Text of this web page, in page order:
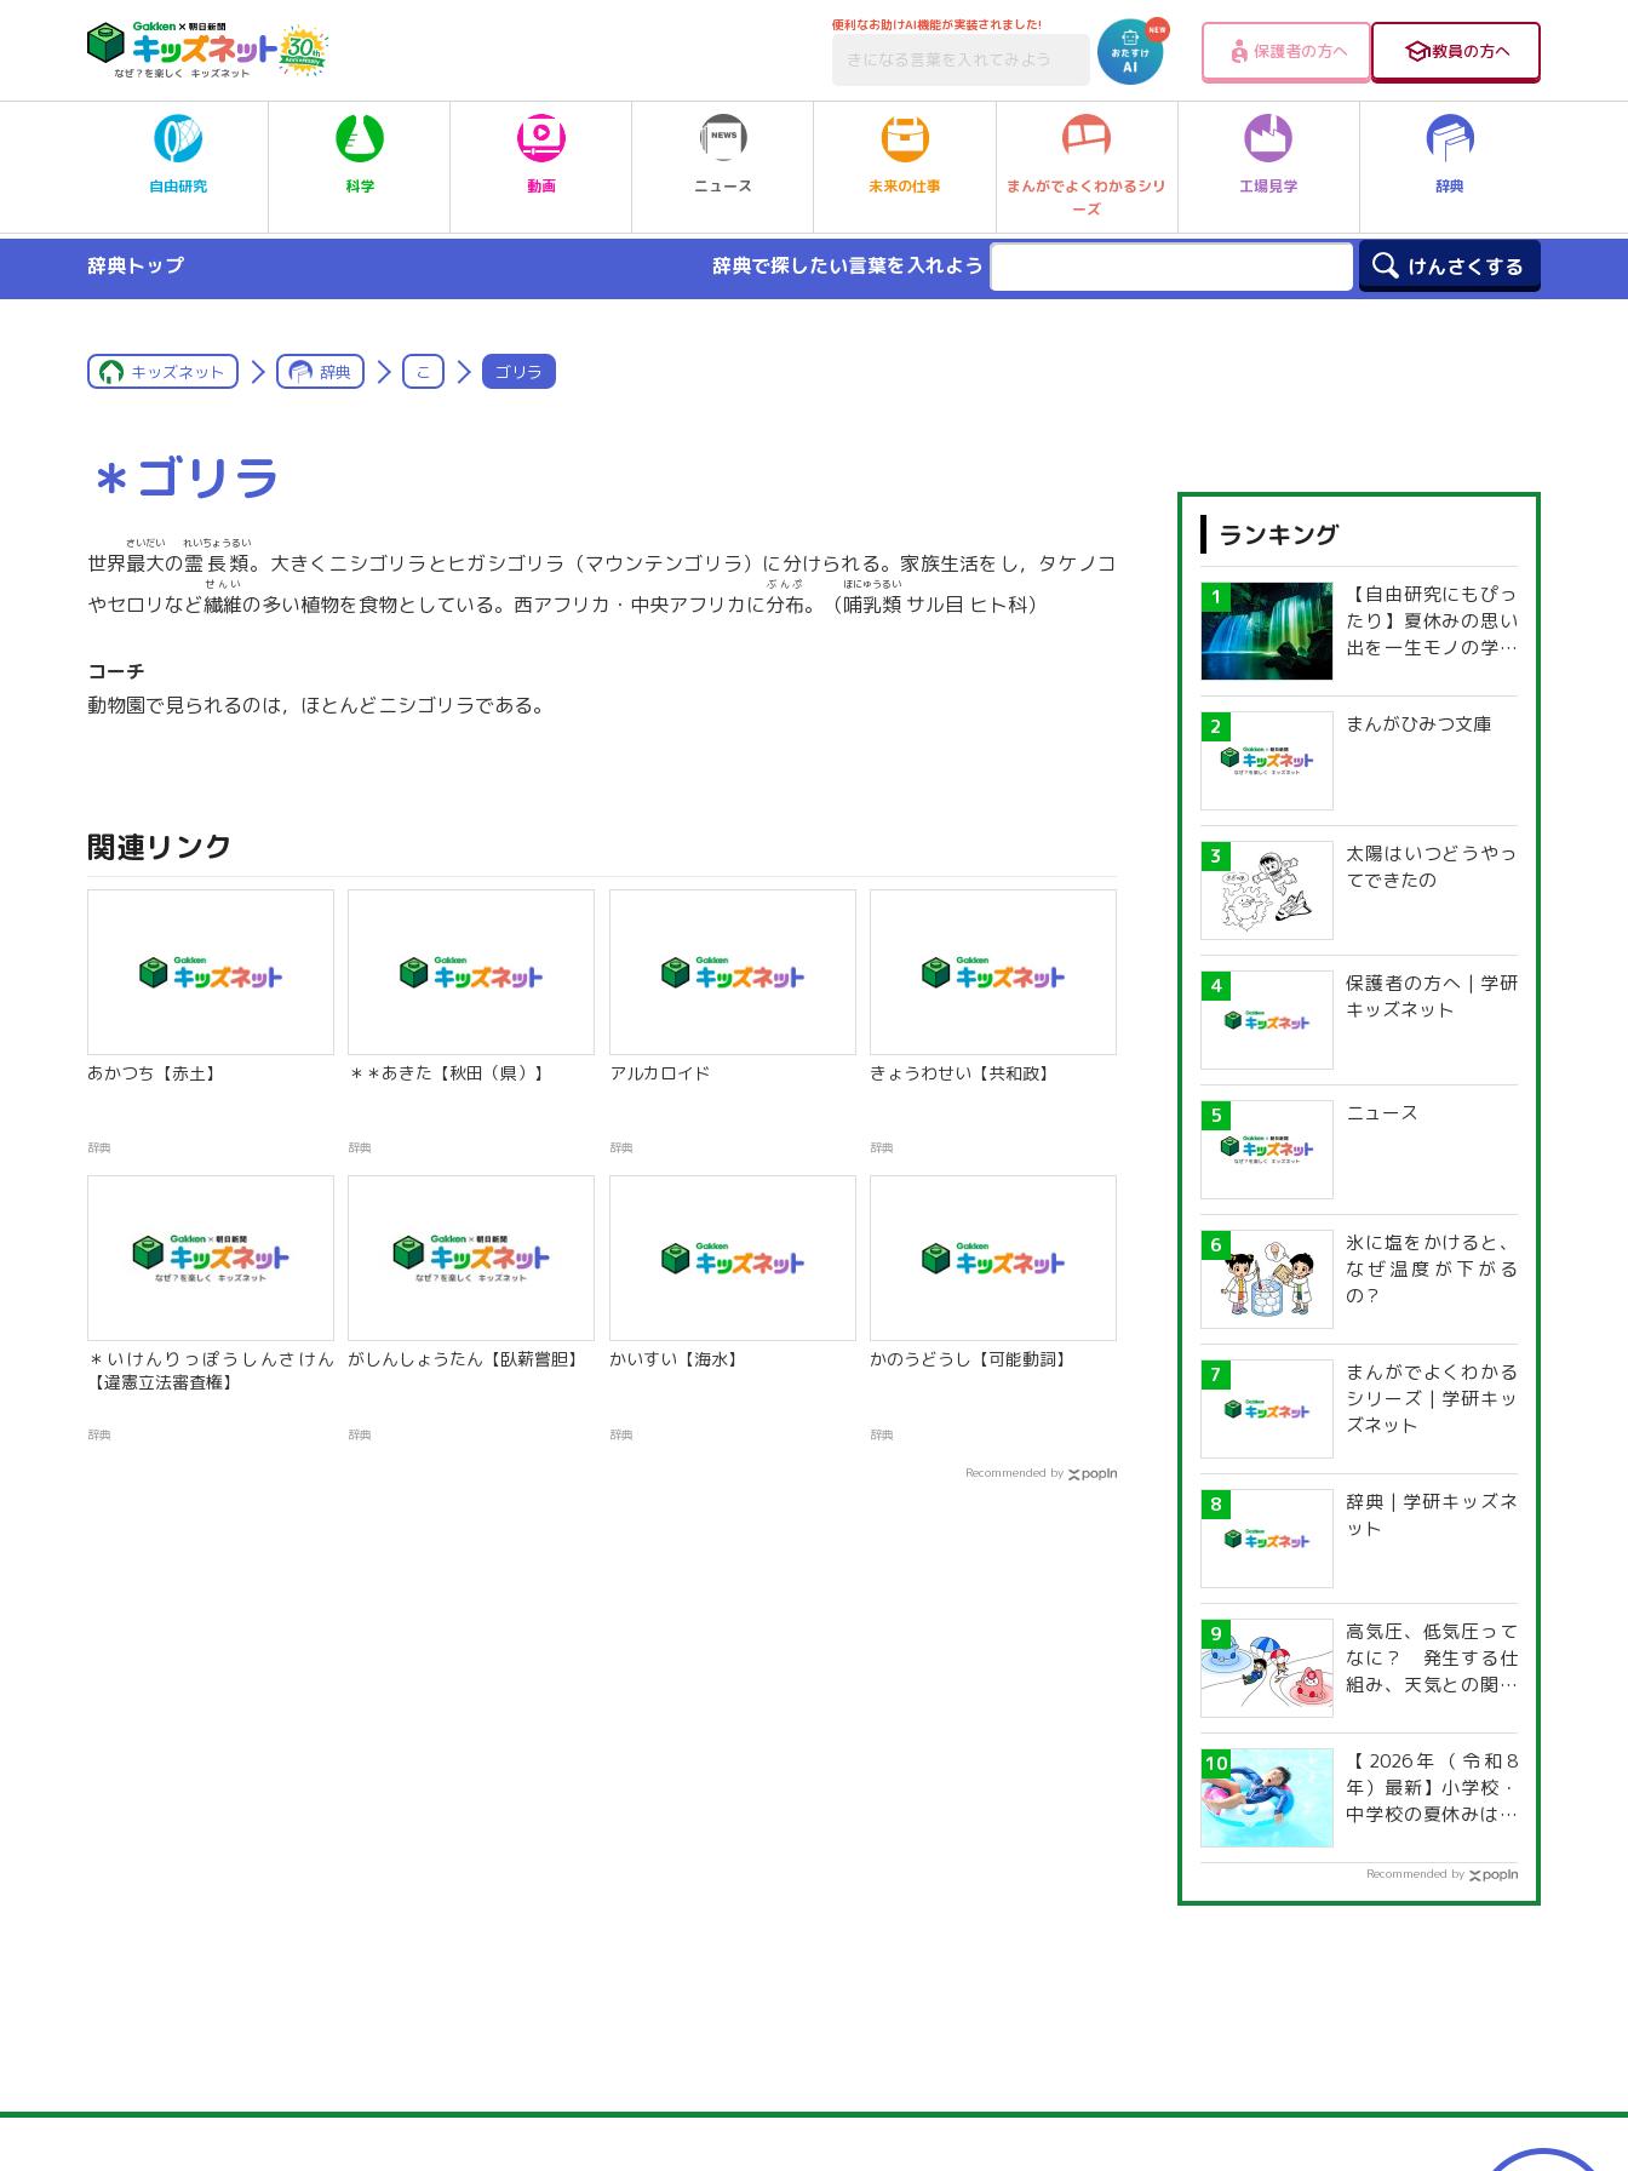
便利なお助けAI機能が実装されました!
保護者の方へ 教員の方へ
自由研究 科学 動画 ニュース 未来の仕事
まんがでよくわかるシリ
ーズ
工場見学 辞典
辞典トップ 辞典で探したい言葉を入れよう
キッズネット 辞典 こ ゴリラ
＊ゴリラ
世界最大
さいだい
の霊長類
れいちょうるい
。大きくニシゴリラとヒガシゴリラ（マウンテンゴリラ）に分けられる。家族生活をし，タケノコ
やセロリなど繊維
せんい
の多い植物を食物としている。西アフリカ・中央アフリカに分布
ぶんぷ
。（哺乳類
ほにゅうるい
サル目 ヒト科）
コーチ
動物園で見られるのは，ほとんどニシゴリラである。
関連リンク
あかつち【赤土】
辞典
＊＊あきた【秋田（県）】
辞典
アルカロイド
辞典
きょうわせい【共和政】
辞典
＊いけんりっぽうしんさけん
【違憲立法審査権】
辞典
がしんしょうたん【臥薪嘗胆】
辞典
かいすい【海水】
辞典
かのうどうし【可能動詞】
辞典
Recommended by
ランキング
【自由研究にもぴっ
たり】夏休みの思い
出を一生モノの学び
探究ガイド
まんがひみつ文庫
太陽はいつどうやっ
てできたの
保護者の方へ | 学研
キッズネット
ニュース
氷に塩をかけると、
なぜ温度が下がる
の？
まんがでよくわかる
シリーズ | 学研キッ
ズネット
辞典 | 学研キッズネ
ット
高気圧、低気圧って
なに？ 発生する仕
組み、天気との関係
【2026年（令和8
年）最新】小学校・
中学校の夏休みはい
道府県別「夏季休暇
Recommended by